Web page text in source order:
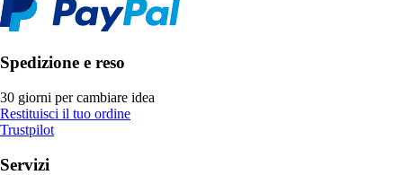
Spedizione e reso
30 giorni per cambiare idea
Restituisci il tuo ordine
Trustpilot
Servizi